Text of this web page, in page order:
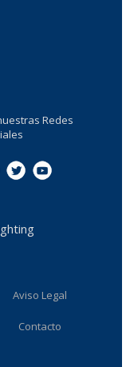
Redes
Aviso Legal
Contacto